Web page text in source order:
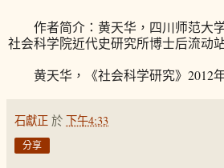
作者简介：黄天华，四川师范大
社会科学院近代史研究所博士后流动
黄天华，《社会科学研究》2012
石獻正 於 下午4:33
分享